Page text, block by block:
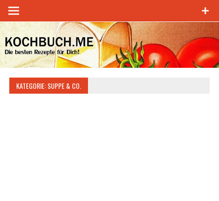
Zum
Inhalt
springen
KATEGORIE:SUPPE & CO.